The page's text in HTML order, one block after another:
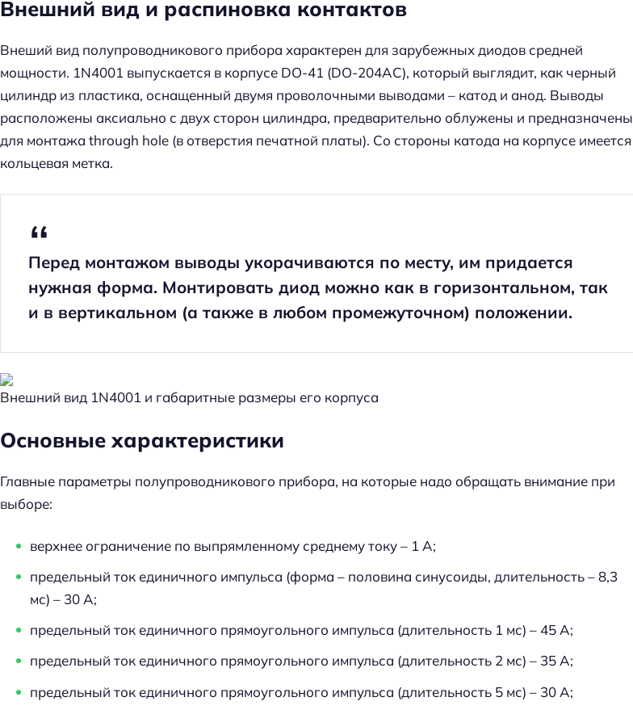
Внешний вид и распиновка контактов
Внеший вид полупроводникового прибора характерен для зарубежных диодов средней
мощности. 1N4001 выпускается в корпусе DO-41 (DO-204AC), который выглядит, как черный
цилиндр из пластика, оснащенный двумя проволочными выводами – катод и анод. Выводы
расположены аксиально с двух сторон цилиндра, предварительно облужены и предназначены
для монтажа through hole (в отверстия печатной платы). Со стороны катода на корпусе имеется
кольцевая метка.
Перед монтажом выводы укорачиваются по месту, им придается
нужная форма. Монтировать диод можно как в горизонтальном, так
и в вертикальном (а также в любом промежуточном) положении.
Внешний вид 1N4001 и габаритные размеры его корпуса
Основные характеристики
Главные параметры полупроводникового прибора, на которые надо обращать внимание при
выборе:
верхнее ограничение по выпрямленному среднему току – 1 А;
предельный ток единичного импульса (форма – половина синусоиды, длительность – 8,3
мс) – 30 А;
предельный ток единичного прямоугольного импульса (длительность 1 мс) – 45 А;
предельный ток единичного прямоугольного импульса (длительность 2 мс) – 35 А;
предельный ток единичного прямоугольного импульса (длительность 5 мс) – 30 А;